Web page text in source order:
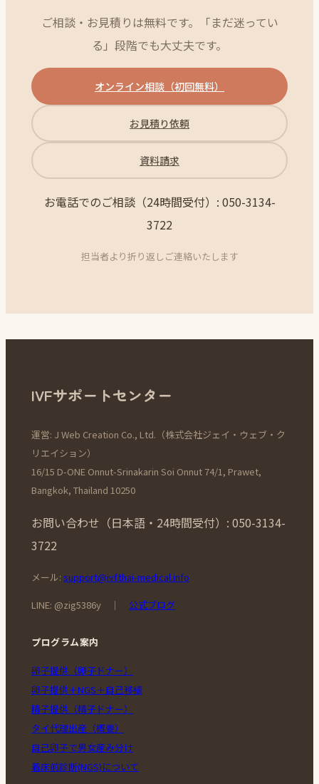
ご相談・お見積りは無料です。「まだ迷ってい
る」段階でも大丈夫です。
オンライン相談（初回無料）
お見積り依頼
資料請求
お電話でのご相談（24時間受付）: 050-3134-
3722
担当者より折り返しご連絡いたします
IVFサポートセンター
運営: J Web Creation Co., Ltd.（株式会社ジェイ・ウェブ・ク
リエイション）
16/15 D-ONE Onnut-Srinakarin Soi Onnut 74/1, Prawet,
Bangkok, Thailand 10250
お問い合わせ（日本語・24時間受付）: 050-3134-
3722
メール: support@ivf.thai-medical.info
LINE: @zig5386y ｜ 公式ブログ
プログラム案内
卵子提供（卵子ドナー）
卵子提供＋NGS＋自己移植
精子提供（精子ドナー）
タイ代理出産（概要）
自己卵子で男女産み分け
着床前診断(NGS)について